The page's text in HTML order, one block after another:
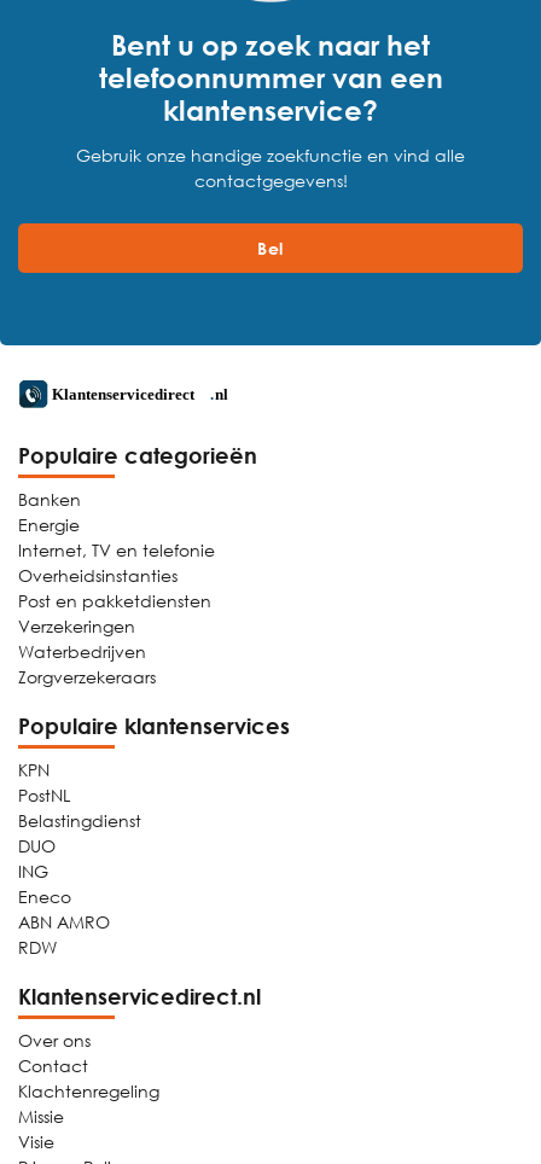
Bent u op zoek naar het
telefoonnummer van een
klantenservice?
Gebruik onze handige zoekfunctie en vind alle
contactgegevens!
Bel
Populaire categorieën
Banken
Energie
Internet, TV en telefonie
Overheidsinstanties
Post en pakketdiensten
Verzekeringen
Waterbedrijven
Zorgverzekeraars
Populaire klantenservices
KPN
PostNL
Belastingdienst
DUO
ING
Eneco
ABN AMRO
RDW
Klantenservicedirect.nl
Over ons
Contact
Klachtenregeling
Missie
Visie